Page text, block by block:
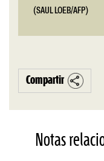
(SAUL LOEB/AFP)
Compartir
Notas